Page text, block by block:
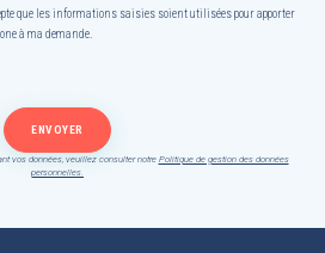
que les informations saisies soient utilisées pour apporter
à ma demande.
vos données, veuillez consulter notre Politique de gestion des données
personnelles.